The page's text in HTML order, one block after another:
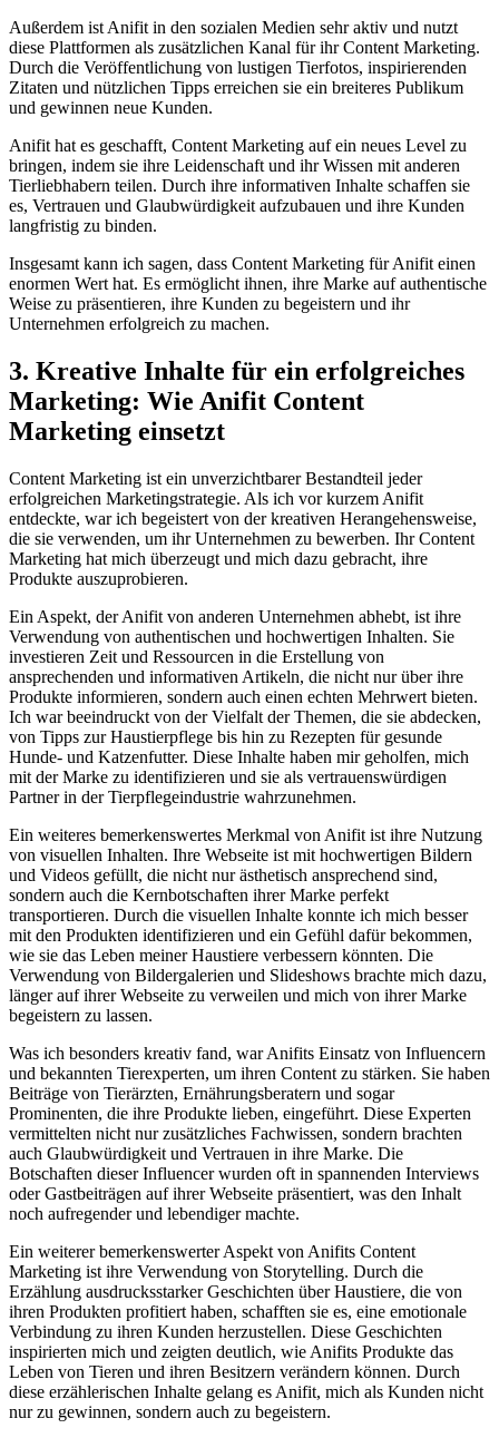
Außerdem ist Anifit in den sozialen Medien sehr aktiv und nutzt
diese Plattformen als zusätzlichen Kanal für ihr Content Marketing.
Durch die Veröffentlichung von lustigen Tierfotos, inspirierenden
Zitaten und nützlichen Tipps erreichen sie ein breiteres Publikum
und gewinnen neue Kunden.
Anifit hat es geschafft, Content Marketing auf ein neues Level zu
bringen, indem sie ihre Leidenschaft und ihr Wissen mit anderen
Tierliebhabern teilen. Durch ihre informativen Inhalte schaffen sie
es, Vertrauen und Glaubwürdigkeit aufzubauen und ihre Kunden
langfristig zu binden.
Insgesamt kann ich sagen, dass Content Marketing für Anifit einen
enormen Wert hat. Es ermöglicht ihnen, ihre Marke auf authentische
Weise zu präsentieren, ihre Kunden zu begeistern und ihr
Unternehmen erfolgreich zu machen.
3. Kreative Inhalte für ein erfolgreiches
Marketing: Wie Anifit Content
Marketing einsetzt
Content Marketing ist ein unverzichtbarer Bestandteil jeder
erfolgreichen Marketingstrategie. Als ich vor kurzem Anifit
entdeckte, war ich begeistert von der kreativen Herangehensweise,
die sie verwenden, um ihr Unternehmen zu bewerben. Ihr Content
Marketing hat mich überzeugt und mich dazu gebracht, ihre
Produkte auszuprobieren.
Ein Aspekt, der Anifit von anderen Unternehmen abhebt, ist ihre
Verwendung von authentischen und hochwertigen Inhalten. Sie
investieren Zeit und Ressourcen in die Erstellung von
ansprechenden und informativen Artikeln, die nicht nur über ihre
Produkte informieren, sondern auch einen echten Mehrwert bieten.
Ich war beeindruckt von der Vielfalt der Themen, die sie abdecken,
von Tipps zur Haustierpflege bis hin zu Rezepten für gesunde
Hunde- und Katzenfutter. Diese Inhalte haben mir geholfen, mich
mit der Marke zu identifizieren und sie als vertrauenswürdigen
Partner in der Tierpflegeindustrie wahrzunehmen.
Ein weiteres bemerkenswertes Merkmal von Anifit ist ihre Nutzung
von visuellen Inhalten. Ihre Webseite ist mit hochwertigen Bildern
und Videos gefüllt, die nicht nur ästhetisch ansprechend sind,
sondern auch die Kernbotschaften ihrer Marke perfekt
transportieren. Durch die visuellen Inhalte konnte ich mich besser
mit den Produkten identifizieren und ein Gefühl dafür bekommen,
wie sie das Leben meiner Haustiere verbessern könnten. Die
Verwendung von Bildergalerien und Slideshows brachte mich dazu,
länger auf ihrer Webseite zu verweilen und mich von ihrer Marke
begeistern zu lassen.
Was ich besonders kreativ fand, war Anifits Einsatz von Influencern
und bekannten Tierexperten, um ihren Content zu stärken. Sie haben
Beiträge von Tierärzten, Ernährungsberatern und sogar
Prominenten, die ihre Produkte lieben, eingeführt. Diese Experten
vermittelten nicht nur zusätzliches Fachwissen, sondern brachten
auch Glaubwürdigkeit und Vertrauen in ihre Marke. Die
Botschaften dieser Influencer wurden oft in spannenden Interviews
oder Gastbeiträgen auf ihrer Webseite präsentiert, was den Inhalt
noch aufregender und lebendiger machte.
Ein weiterer bemerkenswerter Aspekt von Anifits Content
Marketing ist ihre Verwendung von Storytelling. Durch die
Erzählung ausdrucksstarker Geschichten über Haustiere, die von
ihren Produkten profitiert haben, schafften sie es, eine emotionale
Verbindung zu ihren Kunden herzustellen. Diese Geschichten
inspirierten mich und zeigten deutlich, wie Anifits Produkte das
Leben von Tieren und ihren Besitzern verändern können. Durch
diese erzählerischen Inhalte gelang es Anifit, mich als Kunden nicht
nur zu gewinnen, sondern auch zu begeistern.